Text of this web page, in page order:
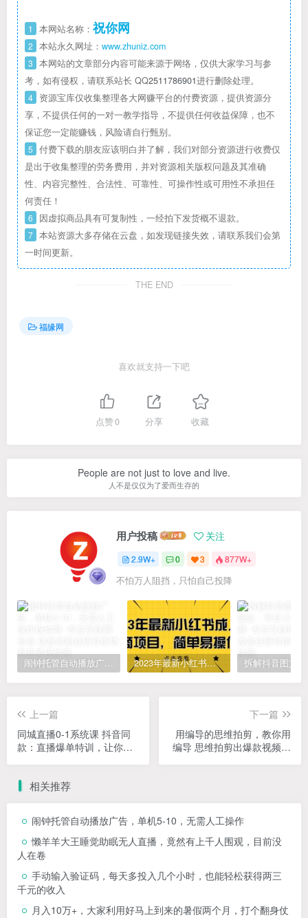
1 本网站名称： 祝你网
2 本站永久网址： www.zhuniz.com
3 本网站的文章部分内容可能来源于网络，仅供大家学习与参
考，如有侵权，请联系站长 QQ2511786901进行删除处理。
4 资源宝库仅收集整理各大网赚平台的付费资源，提供资源分
享，不提供任何的一对一教学指导，不提供任何收益保障，也不
保证您一定能赚钱，风险请自行甄别。
5 付费下载的朋友应该明白并了解，我们对部分资源进行收费仅
是出于收集整理的劳务费用，并对资源相关版权问题及其准确
性、内容完整性、合法性、可靠性、可操作性或可用性不承担任
何责任！
6 因虚拟商品具有可复制性，一经拍下发货概不退款。
7 本站资源大多存储在云盘，如发现链接失效，请联系我们会第
一时间更新。
THE END
福缘网
喜欢就支持一下吧
点赞0 分享 收藏
People are not just to love and live.
人不是仅仅为了爱而生存的
用户投稿 关注
2.9W+ 0 3 877W+
不怕万人阻挡，只怕自己投降
闹钟托管自动播放广告，单机5-10，无需人工操作 2023年最新小红书成人电商项目，简单易操作【详细教程】
上一篇
同城直播0-1系统课 抖音同
款：直播爆单特训，让你轻
下一篇
用编导的思维拍剪，教你用
编导 思维拍剪出爆款视频片
相关推荐
闹钟托管自动播放广告，单机5-10，无需人工操作
懒羊羊大王睡觉助眠无人直播，竟然有上千人围观，目前没
人在卷
手动输入验证码，每天多投入几个小时，也能轻松获得两三
千元的收入
月入10万+，大家利用好马上到来的暑假两个月，打个翻身仗